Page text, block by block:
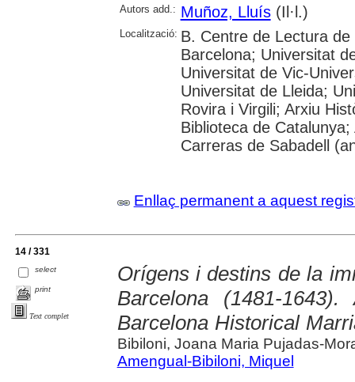
Autors add.: Muñoz, Lluís(Il·l.)
Localització: B. Centre de Lectura
Barcelona; Universitat
Universitat de Vic-
Universitat de Lleida;
Rovira i Virgili; Arxiu
Biblioteca de
Carreras de Sabadell
Enllaç permanent a aquest
14 / 331
select
print
Text complet
Orígens i destins de la
Barcelona (1481-
Barcelona Historical
Bibiloni, Joana Maria Pujadas-
Amengual-Bibiloni, Miquel